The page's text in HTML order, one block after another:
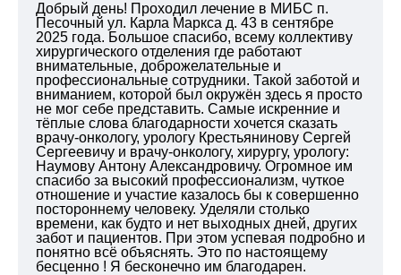
Добрый день! Проходил лечение в МИБС п.
Песочный ул. Карла Маркса д. 43 в сентябре
2025 года. Большое спасибо, всему коллективу
хирургического отделения где работают
внимательные, доброжелательные и
профессиональные сотрудники. Такой заботой и
вниманием, которой был окружён здесь я просто
не мог себе представить. Самые искренние и
тёплые слова благодарности хочется сказать
врачу-онкологу, урологу Крестьянинову Сергей
Сергеевичу и врачу-онкологу, хирургу, урологу:
Наумову Антону Александровичу. Огромное им
спасибо за высокий профессионализм, чуткое
отношение и участие казалось бы к совершенно
постороннему человеку. Уделяли столько
времени, как будто и нет выходных дней, других
забот и пациентов. При этом успевая подробно и
понятно всё объяснять. Это по настоящему
бесценно ! Я бесконечно им благодарен.